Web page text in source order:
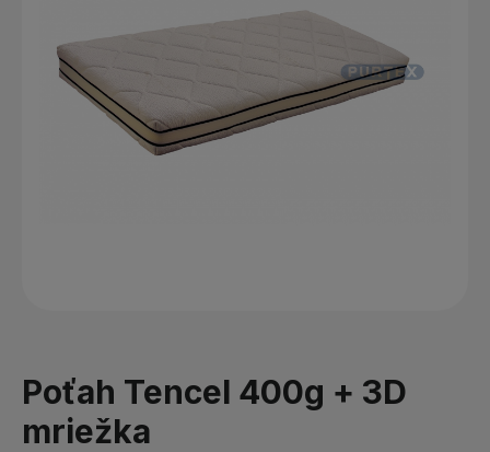
Poťah Tencel 400g + 3D
mriežka